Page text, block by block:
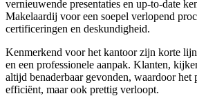
vernieuwende presentaties en up-to-date
Makelaardij voor een soepel verlopend
certificeringen en deskundigheid.
Kenmerkend voor het kantoor zijn korte
en een professionele aanpak. Klanten,
altijd benaderbaar gevonden, waardoor het
efficiënt, maar ook prettig verloopt.